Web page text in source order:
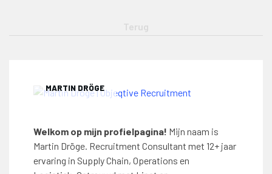
MARTIN DRÖGE
Welkom op mijn profielpagina! Mijn naam is
Martin Dröge. Recruitment Consultant met 12+ jaar
ervaring in Supply Chain, Operations en